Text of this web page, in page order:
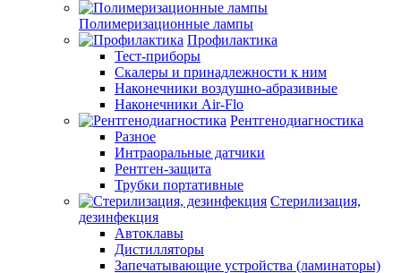
Полимеризационные лампы
Профилактика
Тест-приборы
Скалеры и принадлежности к ним
Наконечники воздушно-абразивные
Наконечники Air-Flo
Рентгенодиагностика
Разное
Интраоральные датчики
Рентген-защита
Трубки портативные
Стерилизация,
дезинфекция
Автоклавы
Дистилляторы
Запечатывающие устройства (ламинаторы)